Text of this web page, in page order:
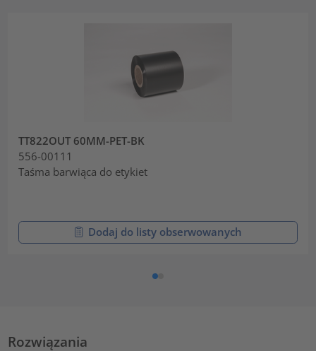
TT822OUT 60MM-PET-BK
556-00111
Taśma barwiąca do etykiet
Dodaj do listy obserwowanych
Rozwiązania